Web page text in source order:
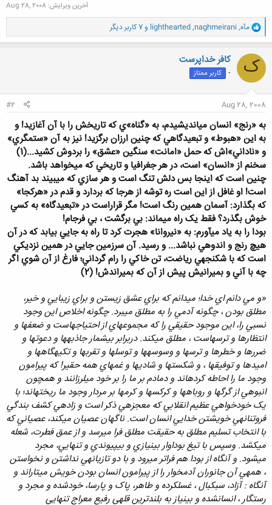
آخرین ویرایش: Aug 28, 2008
و
ا
ک
ن
ش
ه
ا
مآه,
naghmeirani
,
lighthearted و 7 کاربر دیگر
ک کافر خداپرست
- کاربر ممتاز
Aug 28, 2008
#2
به «رنج» انسان مي‏انديشيدم، به «گناه»ي که تاريخش را با آن آغازيد! و
به اين «هبوط» و تبعيدگاهي که چنين ارزان برگزيد! نيز به آن «ستمگري»
و «ناداني»اش که حمل «امانت» سنگين «عشق» را بردوش کشيد...(1)
سخنم از ‍«انسان» است، در هر جغرافيا و تاريخي که مي‏خواهد‍ باشد.
چنين است که اينجا بس دلش تنگ است و هر سازي که مي‏بيند بد آهنگ
است! او غافل از اين است ره توشه از هرجا که بردارد و قدم در «هرکجا»
که بگذارد: آسمان همين رنگ است! مگر قراراست در «تبعيدگاه» به کسي
خوش بگذرد؟ فقط يک راه مي‏ماند: بي برگشت ، بي فرجام!
بودا را به ياد مي‏‏آورم: به «نيروانا» هجرت کرد تا راه به جايي بيابد که در آن
هيچ رنج و اندوهي نباشد... و رسيد. آن سرزمين جايي در همين نزديکي
است که با شکنجه‏ي رياضت، تن خاکي را رام گرداني؛ فارغ از آن شوي اگر
چه با آني و بميرانيش پيش از آن که بميراندش! (2)
«و مي دانم اي خدا؛ مي‏دانم که براي عشق زيستن و براي زيبايي و خير،
مطلق بودن ، چگونه آدمي را به مطلق مي‏‏برد. چگونه اخلاص اين وجود
نسبي را، اين موجود حقيقي را که مجموعه‏اي از احتياج‏هاست و ضعف‏ها و
انتظارها و ترس‏هاست ، مطلق مي‏کند. دربرابر بي‏شمار جاذبه‏ها و دعوت‏ها و
ضررها و خطرها و ترس‏ها و وسوسه‏ها و توسل‏ها و تقرب‏ها و تکيه‏گاه‏ها و
اميد‏ها و توفيق‏ها ، و شکست‏ها و شادي‏ها و غم‏هاي همه حقير! که پيرامون
وجود ما را احاطه کرده‏اند و دمادم بر ما را بر خود مي‏لرزانند و همچون
انبوهي از گرگ‏ها و روباه‏ها و کرکس‏ها و کرم‏ها بر مردار وجود ما ريخته‏اند؛ با
يک خودخواهي عظيم انقلابي که معجزه‏ي ذکر است و زاده‏ي کشف بندگي‏
فروتنانه‏ي خويشتن خدايي انسان است. ناگهان عصيان مي‏کند‍، عصياني که
با انتخاب تسليم مطلق به حقيقت مطلق فرا مي‏رسد و از عمق فطرت، شعله
مي‏کشد. وسپس با تيغ بوداوار بي‏نيازي و بي‏پيوندي و تنهايي، مجرد
مي‏شود. و آنگاه از بودا هم فراتر مي‏رود و با دو تازيانه‏ي نداشتن و نخواستن
، همه‏ي آن جانوران آدم‏خوار را از پيرامون انسان بودن خويش مي‏تاراند و
آنگاه : آزاد، سبک‏‏بال ، غسل‏کرده و طاهر، پاک و پارسا، خودشده و مجرد و
رستگار ، انسان‏شده و بي‏نياز به بلند‏‏ترين قله‏ي رفيع معراج تنهايي